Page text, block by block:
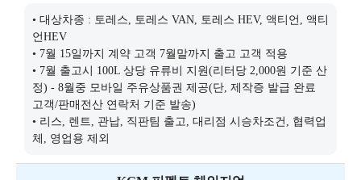
• 대상차종 : 토레스, 토레스 VAN, 토레스 HEV, 액티언, 액티
언HEV
• 7월 15일까지 계약 고객 7월말까지 출고 고객 적용
• 7월 출고시 100L 상당 유류비 지원(리터당 2,000원 기준 산
정) - 8월중 모바일 주유상품권 제공(단, 제작증 발급 완료
고객/판매전산 연락처 기준 발송)
• 리스, 렌트, 관납, 직판팀 출고, 대리점 시승차조건, 협력업
체, 영업용 제외